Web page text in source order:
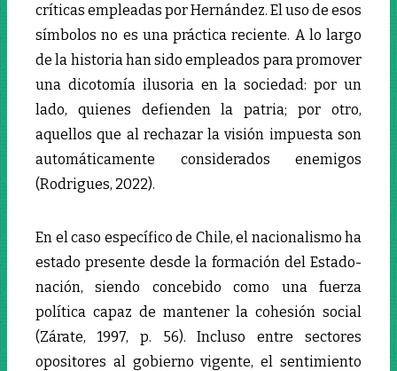
críticas empleadas por Hernández. El uso de esos
símbolos no es una práctica reciente. A lo largo
de la historia han sido empleados para promover
una dicotomía ilusoria en la sociedad: por un
lado, quienes defienden la patria; por otro,
aquellos que al rechazar la visión impuesta son
automáticamente considerados enemigos
(Rodrigues, 2022).
En el caso específico de Chile, el nacionalismo ha
estado presente desde la formación del Estado-
nación, siendo concebido como una fuerza
política capaz de mantener la cohesión social
(Zárate, 1997, p. 56). Incluso entre sectores
opositores al gobierno vigente, el sentimiento